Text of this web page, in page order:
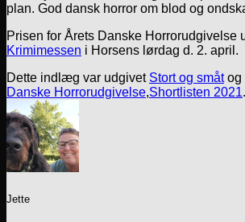
plan. God dansk horror om blod og
Prisen for Årets Danske Horrorudgivelse
Krimimessen i Horsens lørdag d. 2. april.
Dette indlæg var udgivet Stort og småtog
Danske Horrorudgivelse,Shortlisten 2021.
Jette